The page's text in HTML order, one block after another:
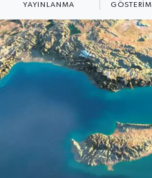
YAYINLANMA GÖSTERIM
KÜLTÜR - SANAT
MAGAZİN
ÖZEL HABER